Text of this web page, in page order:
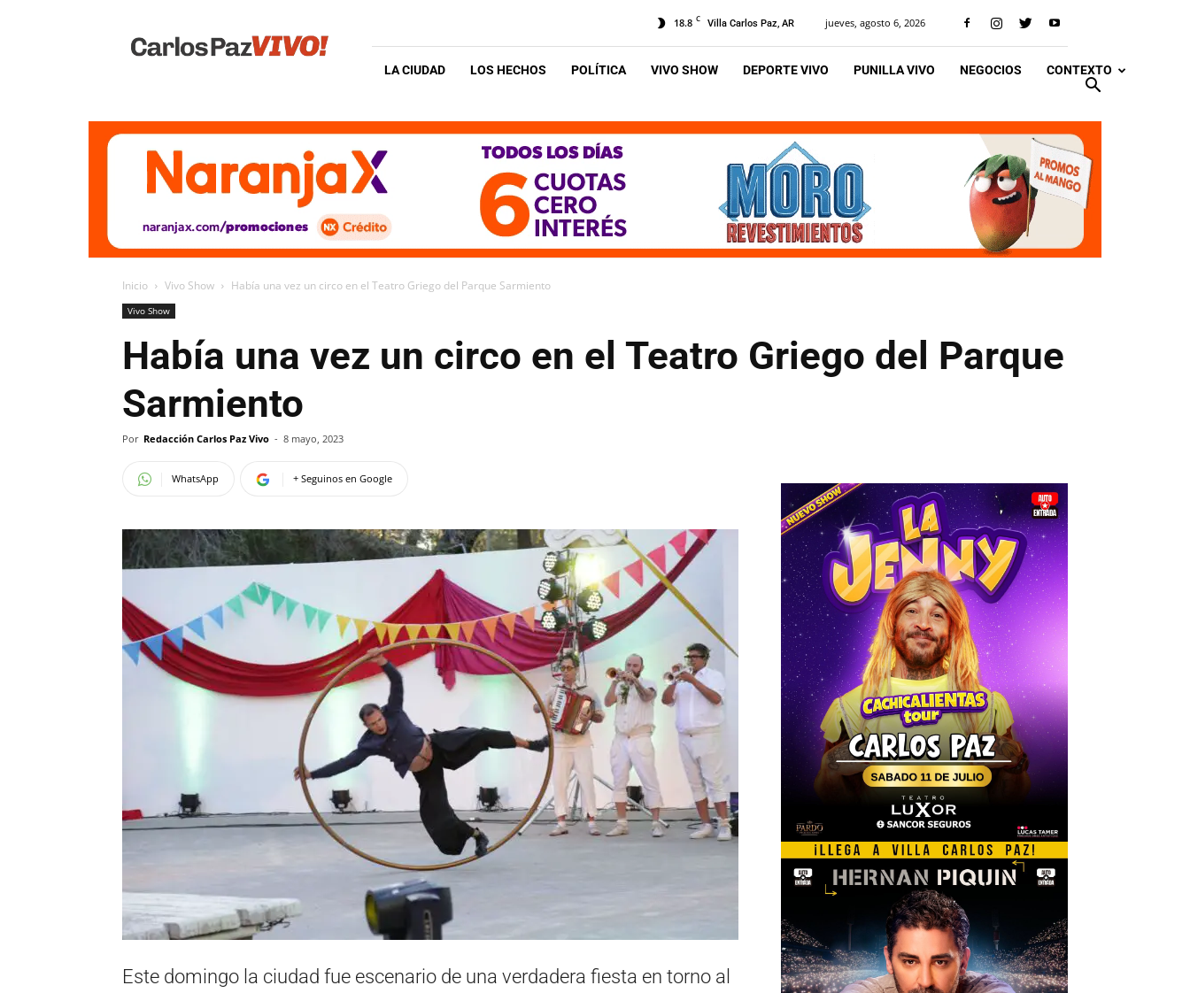
Vivo
18.8 C Villa Carlos Paz, AR jueves, agosto 6, 2026
LA CIUDAD LOS HECHOS POLÍTICA VIVO SHOW DEPORTE VIVO PUNILLA VIVO NEGOCIOS CONTEXTO
Inicio Vivo Show Había una vez un circo en el Teatro Griego del Parque Sarmiento
Vivo Show
Había una vez un circo en el Teatro Griego del Parque
Sarmiento
Por Redacción Carlos Paz Vivo - 8 mayo, 2023
WhatsApp + Seguinos en Google
Este domingo la ciudad fue escenario de una verdadera fiesta en torno al